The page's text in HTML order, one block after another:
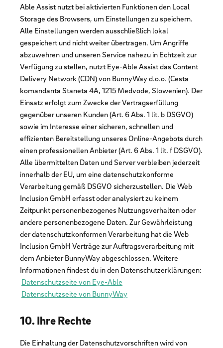
Able Assist nutzt bei aktivierten Funktionen den Local
Storage des Browsers, um Einstellungen zu speichern.
Alle Einstellungen werden ausschließlich lokal
gespeichert und nicht weiter übertragen. Um Angriffe
abzuwehren und unseren Service nahezu in Echtzeit zur
Verfügung zu stellen, nutzt Eye-Able Assist das Content
Delivery Network (CDN) von BunnyWay d.o.o. (Cesta
komandanta Staneta 4A, 1215 Medvode, Slowenien). Der
Einsatz erfolgt zum Zwecke der Vertragserfüllung
gegenüber unseren Kunden (Art. 6 Abs. 1 lit. b DSGVO)
sowie im Interesse einer sicheren, schnellen und
effizienten Bereitstellung unseres Online-Angebots durch
einen professionellen Anbieter (Art. 6 Abs. 1 lit. f DSGVO).
Alle übermittelten Daten und Server verbleiben jederzeit
innerhalb der EU, um eine datenschutzkonforme
Verarbeitung gemäß DSGVO sicherzustellen. Die Web
Inclusion GmbH erfasst oder analysiert zu keinem
Zeitpunkt personenbezogenes Nutzungsverhalten oder
andere personenbezogene Daten. Zur Gewährleistung
der datenschutzkonformen Verarbeitung hat die Web
Inclusion GmbH Verträge zur Auftragsverarbeitung mit
dem Anbieter BunnyWay abgeschlossen. Weitere
Informationen findest du in den Datenschutzerklärungen:
Datenschutzseite von Eye-Able
Datenschutzseite von BunnyWay
10. Ihre Rechte
Die Einhaltung der Datenschutzvorschriften wird von